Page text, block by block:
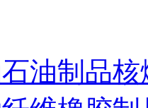
石油制品核